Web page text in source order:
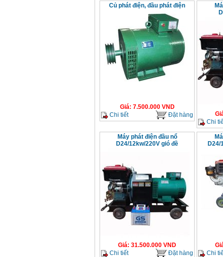
Củ phát điện, đầu phát điện
Giá: 7.500.000VND
Chi tiết
Đặt hàng
Chi
Máy phát điện đầu nổ
D24/12kw/220V gió đề
Giá: 31.500.000 VND
Chi tiết
Đặt hàng
Chi